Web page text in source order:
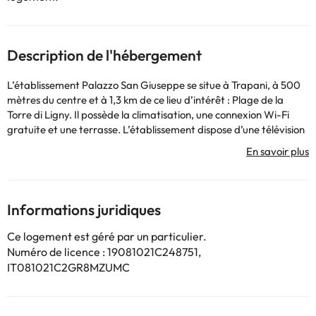
Description de l'hébergement
L’établissement Palazzo San Giuseppe se situe à Trapani, à 500
mètres du centre et à 1,3 km de ce lieu d’intérêt : Plage de la
Torre di Ligny. Il possède la climatisation, une connexion Wi-Fi
gratuite et une terrasse. L’établissement dispose d’une télévision
à écran plat, ainsi que d'une salle de bains privative comprenant
des articles de toilette gratuits, un sèche-cheveux et un bidet.
lieux d’intérêt : Ségeste et Port de Trapani. L'aéroport le plus
proche (Aéroport de Trapani) est à 15 km.
Les enterrements de vie de célibataire et autres fêtes de ce type
sont interdits dans cet établissement. Veuillez informer
l'établissement à l'avance de l'heure à laquelle vous prévoyez
Informations juridiques
Ce logement est géré par un particulier.
Numéro de licence : 19081021C248751,
IT081021C2GR8MZUMC